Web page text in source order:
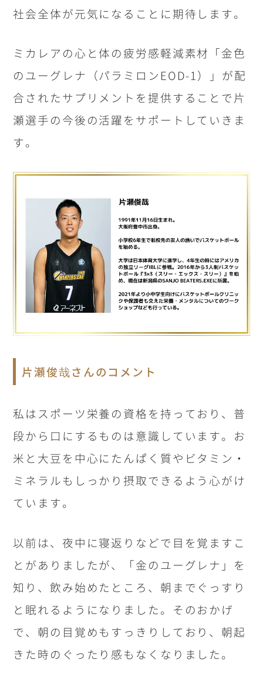
社会全体が元気になることに期待します。
ミカレアの心と体の疲労感軽減素材「金色
のユーグレナ（パラミロン EOD-1）」が配
合されたサプリメントを提供することで片
瀬選手の今後の活躍をサポートしていきま
す。
片瀬俊哉さんのコメント
私はスポーツ栄養の資格を持っており、普
段から口にするものは意識しています。お
米と大豆を中心にたんぱく質やビタミン・
ミネラルもしっかり摂取できるよう心がけ
ています。
以前は、夜中に寝返りなどで目を覚ますこ
とがありましたが、「金のユーグレナ」を
知り、飲み始めたところ、朝までぐっすり
と眠れるようになりました。そのおかげ
で、朝の目覚めもすっきりしており、朝起
きた時のぐったり感もなくなりました。